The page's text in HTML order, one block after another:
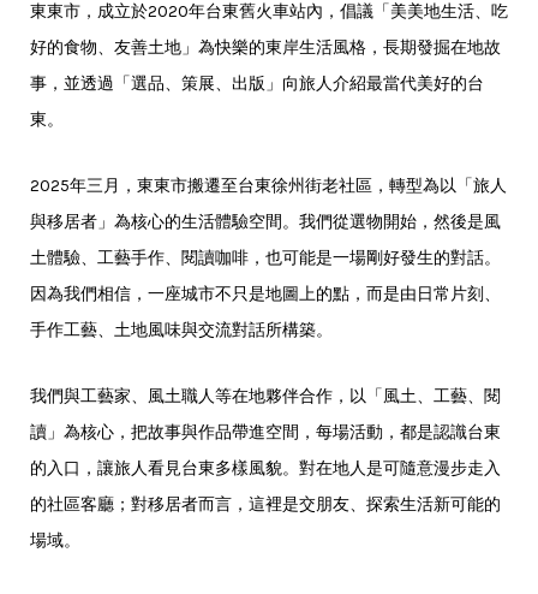
東東市，成立於2020年台東舊火車站內，倡議「美美地生活、吃
好的食物、友善土地」為快樂的東岸生活風格，長期發掘在地故
事，並透過「選品、策展、出版」向旅人介紹最當代美好的台
東。
2025年三月，東東市搬遷至台東徐州街老社區，轉型為以「旅人
與移居者」為核心的生活體驗空間。我們從選物開始，然後是風
土體驗、工藝手作、閱讀咖啡，也可能是一場剛好發生的對話。
因為我們相信，一座城市不只是地圖上的點，而是由日常片刻、
手作工藝、土地風味與交流對話所構築。
我們與工藝家、風土職人等在地夥伴合作，以「風土、工藝、閱
讀」為核心，把故事與作品帶進空間，每場活動，都是認識台東
的入口，讓旅人看見台東多樣風貌。對在地人是可隨意漫步走入
的社區客廳；對移居者而言，這裡是交朋友、探索生活新可能的
場域。